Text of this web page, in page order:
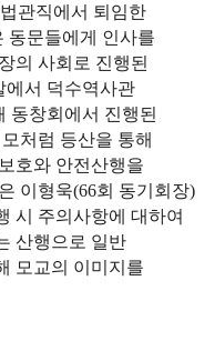
관직에서 퇴임한
동문들에게 인사를
의 사회로 진행된
에서 덕수역사관
동창회에서 진행된
처럼 등산을 통해
호와 안전산행을
이형욱(66회 동기회장)
시 주의사항에 대하여
산행으로 일반
모교의 이미지를